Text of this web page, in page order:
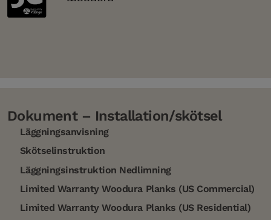
Dokument – Installation/skötsel
Läggningsanvisning
Skötselinstruktion
Läggningsinstruktion Nedlimning
Limited Warranty Woodura Planks (US Commercial)
Limited Warranty Woodura Planks (US Residential)